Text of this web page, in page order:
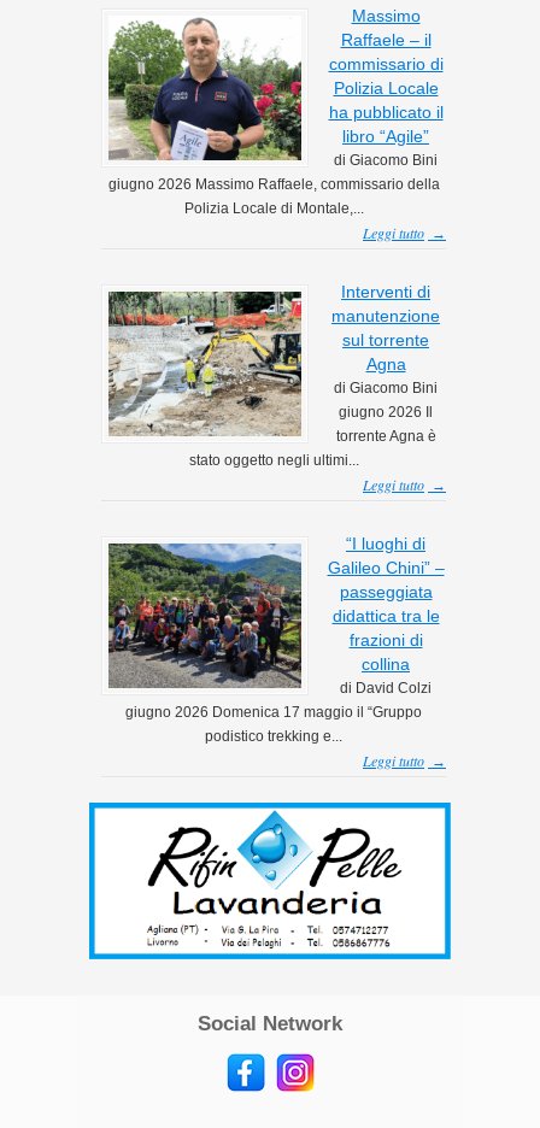
Massimo
Raffaele – il
commissario di
Polizia Locale
ha pubblicato il
libro “Agile”
di Giacomo Bini
giugno 2026 Massimo Raffaele, commissario della
Polizia Locale di Montale,...
Leggi tutto →
Interventi di
manutenzione
sul torrente
Agna
di Giacomo Bini
giugno 2026 Il
torrente Agna è
stato oggetto negli ultimi...
Leggi tutto →
“I luoghi di
Galileo Chini” –
passeggiata
didattica tra le
frazioni di
collina
di David Colzi
giugno 2026 Domenica 17 maggio il “Gruppo
podistico trekking e...
Leggi tutto →
Social Network